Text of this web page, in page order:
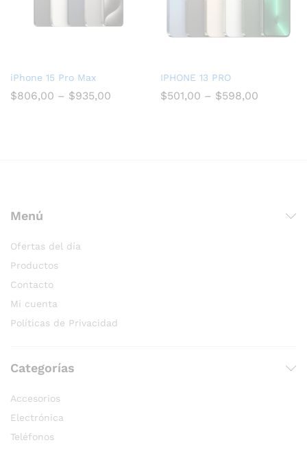
iPhone 15 Pro Max
$806,00 – $935,00
IPHONE 13 PRO
$501,00 – $598,00
Menú
Ofertas del día
Productos
Contacto
Mi cuenta
Políticas de Privacidad
Categorías
Accesorios
Electrónica
Teléfonos